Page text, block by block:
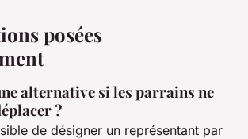
posées
alternative si les parrains ne
?
de désigner un représentant par